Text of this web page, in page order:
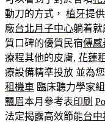
動刀的方式， 植牙提
廠台北月子中心躺着就
質口碑的優質民宿傳感
療程其他的皮膚, 花蓮
療設備精準投放 並為
租機車 臨床聽力學家
飄眉本月參考表印刷
法定揭露高效節能台中